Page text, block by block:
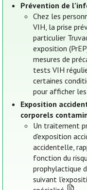
Prévention de
Chez les
VIH, la prise
particulier
exposition
mesures de
tests VIH
certaines
pour afficher
Exposition
corporels
Un traitement
d'exposition
accidentelle,
fonction du
prophylactique
suivant